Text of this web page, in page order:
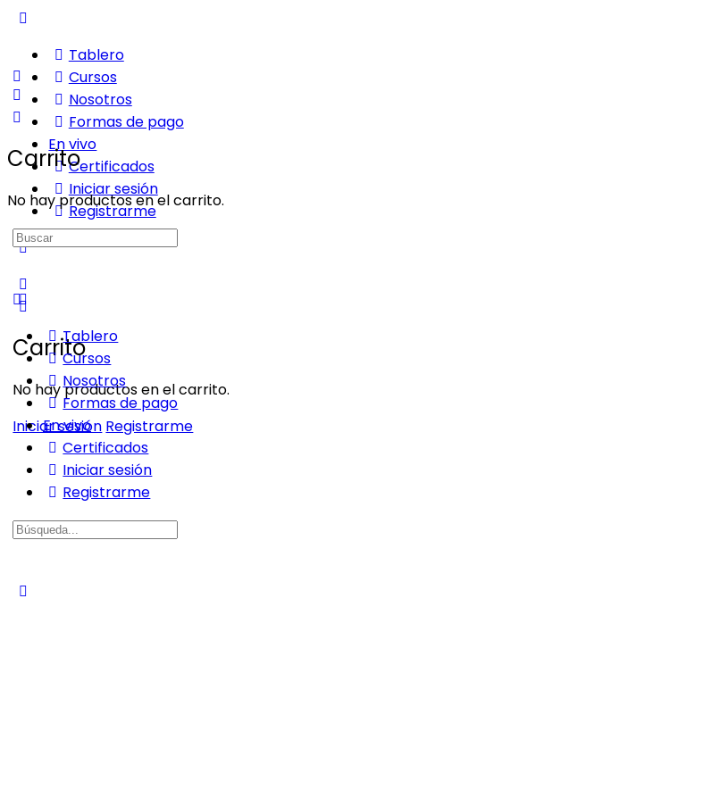
Tablero
Cursos
Nosotros
Formas de pago
En vivo
Certificados
Iniciar sesión
Registrarme
Carrito
No hay productos en el carrito.
Iniciar sesión Registrarme
Carrito
No hay productos en el carrito.
Buscar:
Tablero
Cursos
Nosotros
Formas de pago
En vivo
Certificados
Iniciar sesión
Registrarme
Buscar: